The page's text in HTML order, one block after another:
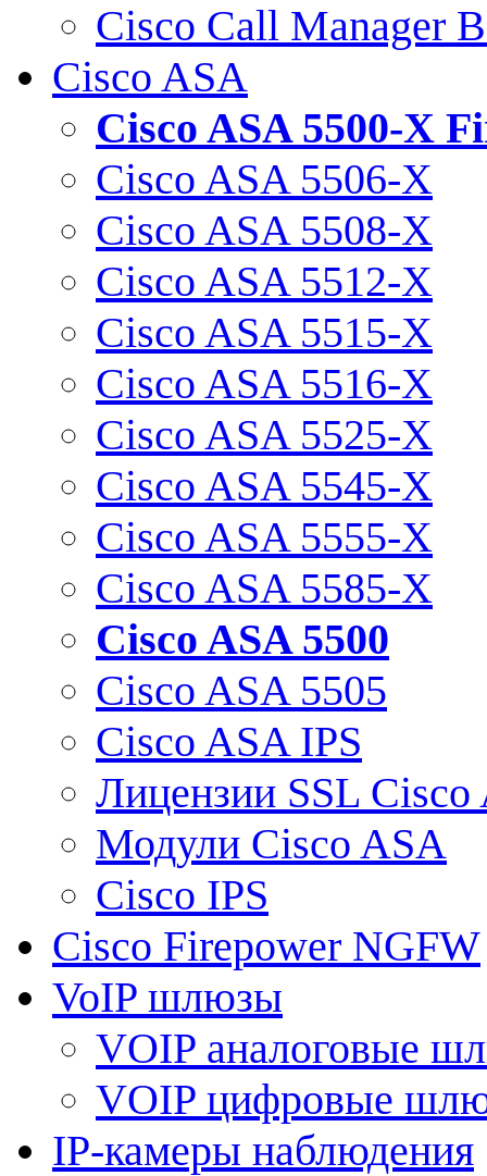
Cisco Call Manager
Cisco ASA
Cisco ASA 5500-X
Cisco ASA 5506-X
Cisco ASA 5508-X
Cisco ASA 5512-X
Cisco ASA 5515-X
Cisco ASA 5516-X
Cisco ASA 5525-X
Cisco ASA 5545-X
Cisco ASA 5555-X
Cisco ASA 5585-X
Cisco ASA 5500
Cisco ASA 5505
Cisco ASA IPS
Лицензии SSL Cisco
Модули Cisco ASA
Cisco IPS
Cisco Firepower NGFW
VoIP шлюзы
VOIP аналоговые
VOIP цифровые
IP-камеры наблюдения